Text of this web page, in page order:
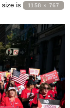
size is 1158 × 767